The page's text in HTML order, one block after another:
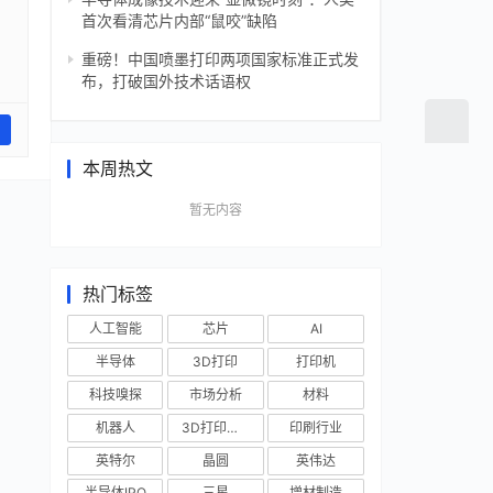
首次看清芯片内部“鼠咬”缺陷
重磅！中国喷墨打印两项国家标准正式发
布，打破国外技术话语权
本周热文
暂无内容
热门标签
人工智能 芯片
AI
半导体
3D打印
打印机
科技嗅探
市场分析
材料
机器人
3D打印技术
印刷行业
英特尔
晶圆
英伟达